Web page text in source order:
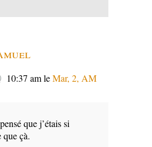
10:37 amleMar, 2, AM
que j’étais si
que çà.